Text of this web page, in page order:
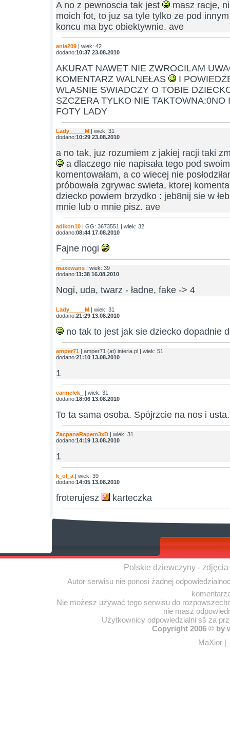
A no z pewnoscia tak jest
masz racje,
moich fot, to juz sa tyle tylko ze pod
koncu ma byc obiektywnie. ave
ania209 | wiek: 42
dodano:10:37 23.08.2010
AKURAT NAWET NIE ZWROCILAM
KOMENTARZ WALNEŁAS
I
WLASNIE SWIADCZY O TOBIE
SZCZERA TYLKO NIE TAKTOWNA:0NO
FOTY LADY
Lady_____M | wiek: 31
dodano:10:29 23.08.2010
a no tak, juz rozumiem z jakiej racji taki
a dlaczego nie napisała tego pod
komentowałam, a co wiecej nie
próbowała zgrywac swieta, ktorej
dziecko powiem brzydko : jeb8nij sie w
mnie lub o mnie pisz. ave
adikon10 | GG: 3673551 | wiek: 32
dodano:08:44 17.08.2010
Fajne nogi
maxewans | wiek: 39
dodano:11:38 16.08.2010
Nogi, uda, twarz - ładne, fake -> 4
Lady_____M | wiek: 31
dodano:21:29 13.08.2010
no tak to jest jak sie dziecko dopadnie
amper71 | amper71 (at) interia.pl | wiek: 51
dodano:21:10 13.08.2010
1
carmelek_
| wiek: 31
dodano:18:06 13.08.2010
To ta sama osoba. Spójrzcie na nos i usta.
ZacpanaRapem3xD | wiek: 31
dodano:14:19 13.08.2010
1
k_ol_a | wiek: 39
dodano:14:05 13.08.2010
froterujesz karteczka
Polskie dziewczyny -
Autor serwisu nie ponosi żadnej
Nie możesz używać tego serwisu do
nie masz
Użytkownicy odpowiedzialni sš za
Copyright 2006 © by
MaXior |